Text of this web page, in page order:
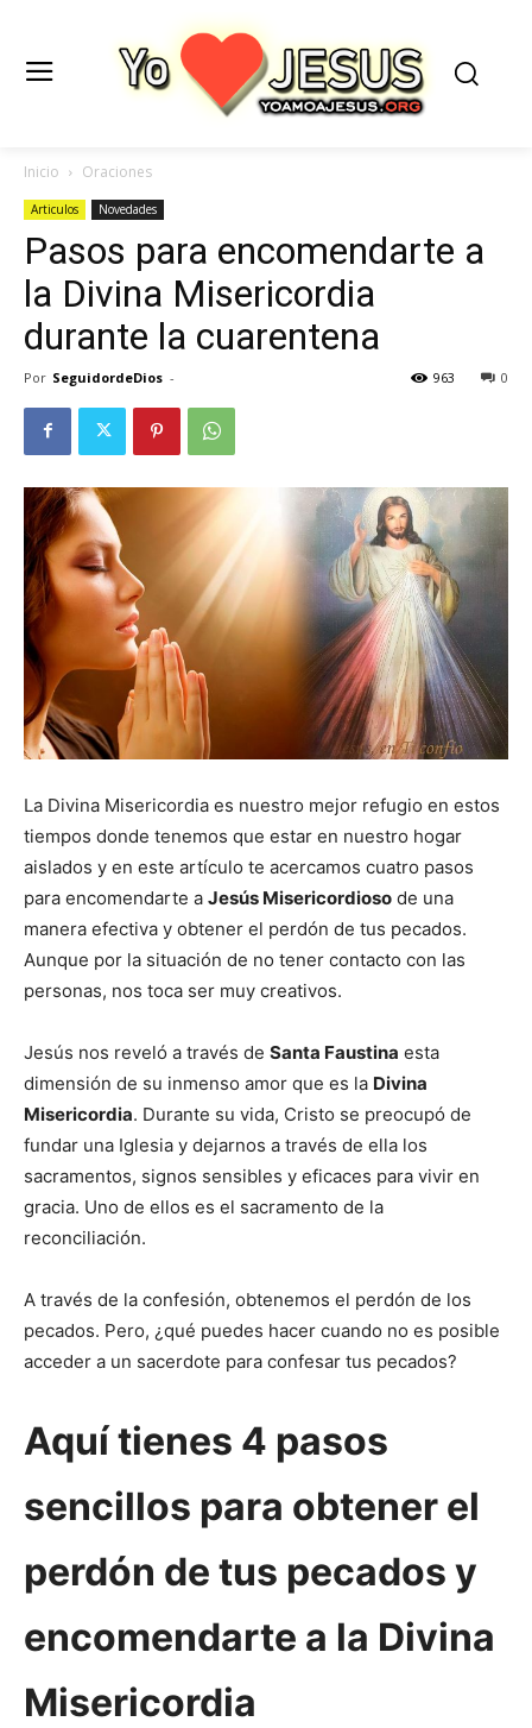
Inicio Oraciones
Articulos Novedades
Pasos para encomendarte a
la Divina Misericordia
durante la cuarentena
Por SeguidordeDios - 0
963
La Divina Misericordia es nuestro mejor refugio en estos
tiempos donde tenemos que estar en nuestro hogar
aislados y en este artículo te acercamos cuatro pasos
para encomendarte a Jesús Misericordioso de una
manera efectiva y obtener el perdón de tus pecados.
Aunque por la situación de no tener contacto con las
personas, nos toca ser muy creativos.
Jesús nos reveló a través de Santa Faustina esta
dimensión de su inmenso amor que es la Divina
Misericordia. Durante su vida, Cristo se preocupó de
fundar una Iglesia y dejarnos a través de ella los
sacramentos, signos sensibles y eficaces para vivir en
gracia. Uno de ellos es el sacramento de la
reconciliación.
A través de la confesión, obtenemos el perdón de los
pecados. Pero, ¿qué puedes hacer cuando no es posible
acceder a un sacerdote para confesar tus pecados?
Aquí tienes 4 pasos
sencillos para obtener el
perdón de tus pecados y
encomendarte a la Divina
Misericordia